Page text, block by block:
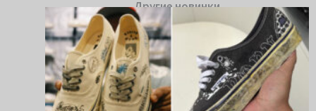
Другие новинки